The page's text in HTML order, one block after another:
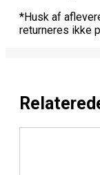
*Husk af
returneres ikke